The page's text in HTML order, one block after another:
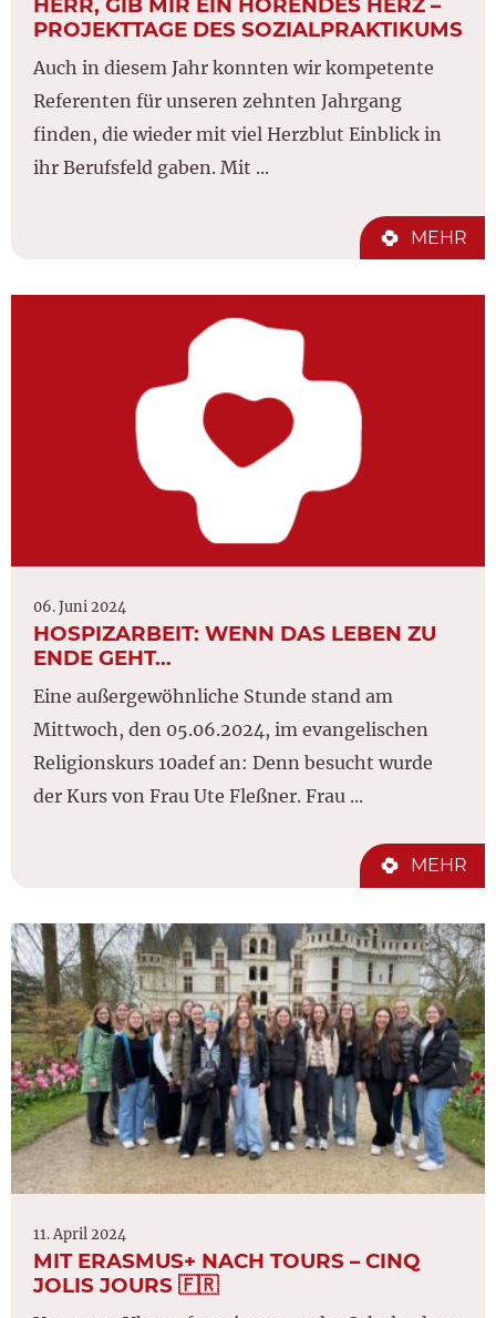
HERR, GIB MIR EIN HÖRENDES HERZ –
PROJEKTTAGE DES SOZIALPRAKTIKUMS
Auch in diesem Jahr konnten wir kompetente
Referenten für unseren zehnten Jahrgang
finden, die wieder mit viel Herzblut Einblick in
ihr Berufsfeld gaben. Mit ...
MEHR
06. Juni 2024
HOSPIZARBEIT: WENN DAS LEBEN ZU
ENDE GEHT…
Eine außergewöhnliche Stunde stand am
Mittwoch, den 05.06.2024, im evangelischen
Religionskurs 10adef an: Denn besucht wurde
der Kurs von Frau Ute Fleßner. Frau ...
MEHR
11. April 2024
MIT ERASMUS+ NACH TOURS – CINQ
JOLIS JOURS 🇫🇷